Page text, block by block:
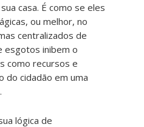
casa. É como se eles
ou melhor, no
centralizados de
inibem o
como recursos e
do cidadão em uma
lógica de